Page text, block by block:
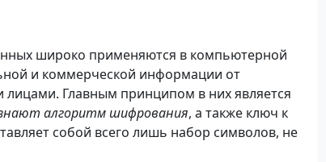
широко применяются в компьютерной
и коммерческой информации от
Главным принципом в них является
алгоритм шифрования, а также ключ к
собой всего лишь набор символов, не